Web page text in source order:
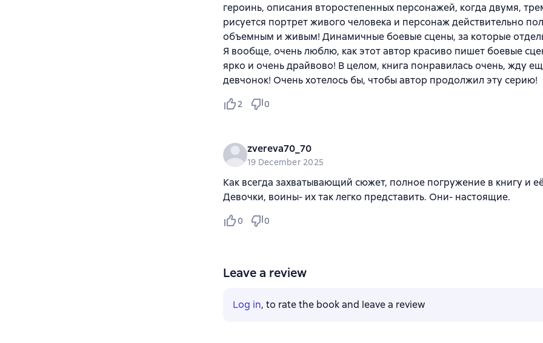
героинь, описания второстепенных персонажей, когда двумя,
рисуется портрет живого человека и персонаж действительно
объемным и живым! Динамичные боевые сцены, за которые
Я вообще, очень люблю, как этот автор красиво пишет боевые
ярко и очень драйвово! В целом, книга понравилась очень, жду
девчонок! Очень хотелось бы, чтобы автор продолжил эту серию!
2 0
zvereva70_70
19 December 2025
Как всегда захватывающий сюжет, полное погружение в книгу и
Девочки, воины- их так легко представить. Они- настоящие.
0 0
Leave a review
Log in, to rate the book and leave a review